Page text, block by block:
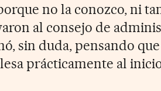
no la conozco, ni
al consejo de
sin duda, pensando
prácticamente al